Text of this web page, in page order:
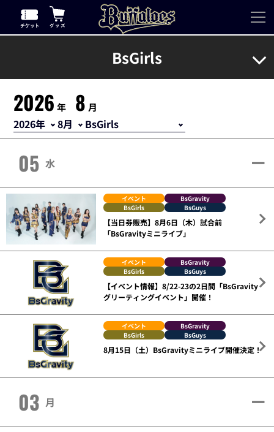
BsGirls
2026 年 8 月
05 水
イベント
BsGravity
BsGirls
BsGuys
【当日券販売】8月6日（木）試合前
「BsGravityミニライブ」
イベント
BsGravity
BsGirls
BsGuys
【イベント情報】8/22-23の2日間「BsGravity
グリーティングイベント」開催！
イベント
BsGravity
BsGirls
BsGuys
8月15日（土）BsGravityミニライブ開催決定！
03 月